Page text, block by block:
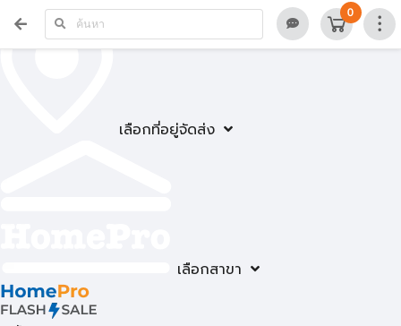
เลือกที่อยู่จัดส่ง
เลือกสาขา
0